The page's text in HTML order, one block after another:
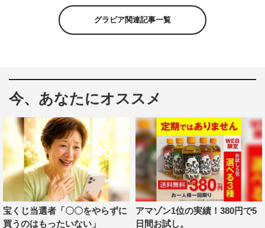
聞けば清水の習い事はシャンソン、小唄、ピアノ、俳
句、弾き語り、フランス語、日本舞踊、英語、弓道と、全
中、家の前で待たせることも多いという。
それほどまでに習い事にのめりこむ清水を、夫は「将来
自分の芸に生かすと言っているが、無駄な時間を費やし、
無駄な努力をしているだけ」とバッサリ。どの習い事を辞
めるべきか仕分けるべく、清水にそれぞれの成果を披露し
てもらうが、夏菜もただただ目を丸くするだけの仰天の光
景が続出。ココリコも慌てて止めに入る有様に…。
グラビア関連記事一覧
今、あなたにオススメ
宝くじ当選者「〇〇をやらずに
買うのはもったいない」
アマゾン1位の実績！380円で5
日間お試し。